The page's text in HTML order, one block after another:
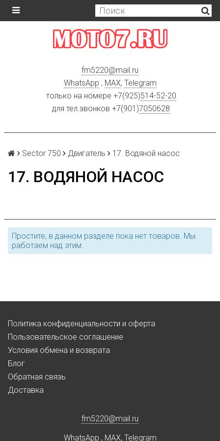
fm5220@mail.ru
WhatsApp , MAX, Telegram
только на номере +7(925)514-52-20
для тел.звонков +7(901)7050628
Sector 750 Двигатель 17. Водяной насос
17. ВОДЯНОЙ НАСОС
Простите, в данном разделе пока нет товаров. Мы
работаем над этим.
Политика конфиденциальности и оферта
Пользовательское соглашение
Условия обмена и возврата
Блог
Обратная связь
Доставка
fm5220@mail.ru
WhatsApp , MAX, Telegram